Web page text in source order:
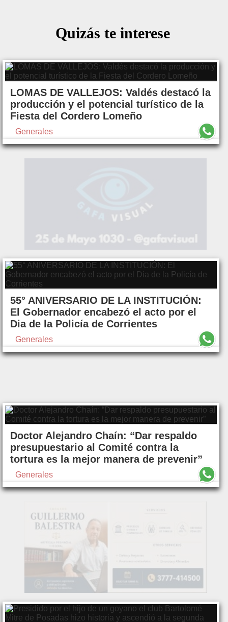
Quizás te interese
LOMAS DE VALLEJOS: Valdés destacó la
producción y el potencial turístico de la
Fiesta del Cordero Lomeño
Generales
55° ANIVERSARIO DE LA INSTITUCIÓN:
El Gobernador encabezó el acto por el
Dia de la Policía de Corrientes
Generales
Doctor Alejandro Chaín: “Dar respaldo
presupuestario al Comité contra la
tortura es la mejor manera de prevenir”
Generales